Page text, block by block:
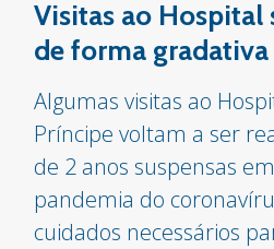
Visitas ao Hospital
de forma gradativa
Algumas visitas ao
Príncipe voltam a ser
de 2 anos suspensas
pandemia do
cuidados necessários